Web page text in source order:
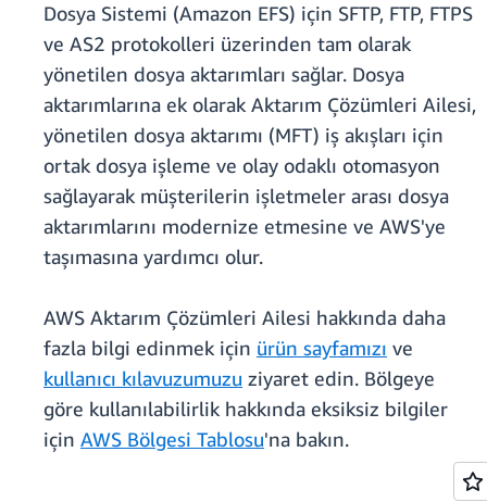
Dosya Sistemi (Amazon EFS) için SFTP, FTP, FTPS
ve AS2 protokolleri üzerinden tam olarak
yönetilen dosya aktarımları sağlar. Dosya
aktarımlarına ek olarak Aktarım Çözümleri Ailesi,
yönetilen dosya aktarımı (MFT) iş akışları için
ortak dosya işleme ve olay odaklı otomasyon
sağlayarak müşterilerin işletmeler arası dosya
aktarımlarını modernize etmesine ve AWS'ye
taşımasına yardımcı olur.
AWS Aktarım Çözümleri Ailesi hakkında daha
fazla bilgi edinmek için ürün sayfamızı ve
kullanıcı kılavuzumuzu ziyaret edin. Bölgeye
göre kullanılabilirlik hakkında eksiksiz bilgiler
için AWS Bölgesi Tablosu'na bakın.